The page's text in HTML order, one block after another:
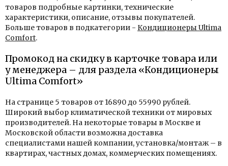
товаров подробные картинки, технические
характеристики, описание, отзывы покупателей.
Больше товаров в подкатегории - Кондиционеры Ultima
Comfort.
Промокод на скидку в карточке товара или
у менеджера – для раздела «Кондиционеры
Ultima Comfort»
На странице 5 товаров от 16890 до 55990 рублей.
Широкий выбор климатической техники от мировых
производителей. На некоторые товары в Москве и
Московской области возможна доставка
специалистами нашей компании, установка/монтаж – в
квартирах, частных домах, коммерческих помещениях.